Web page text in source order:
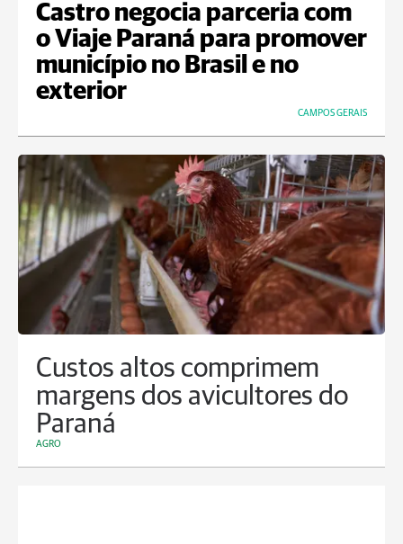
Castro negocia parceria com
o Viaje Paraná para promover
município no Brasil e no
exterior
CAMPOS GERAIS
Custos altos comprimem
margens dos avicultores do
Paraná
AGRO